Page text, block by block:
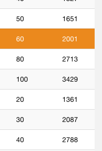
50 1651
60 2001
80 2713
100 3429
20 1361
30 2087
40 2788